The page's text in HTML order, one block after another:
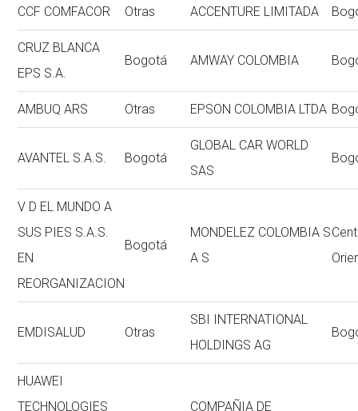
CCF COMFACOR Otras ACCENTURE LIMITADA
CRUZ BLANCA
EPS S.A.
Bogotá AMWAY COLOMBIA
AMBUQ ARS Otras EPSON COLOMBIA LTDA
AVANTEL S.A.S. Bogotá
GLOBAL CAR WORLD
SAS
V D EL MUNDO A
SUS PIES S.A.S.
EN
REORGANIZACION
Bogotá
MONDELEZ COLOMBIA S
A S
EMDISALUD Otras
SBI INTERNATIONAL
HOLDINGS AG
HUAWEI
TECHNOLOGIES
COMPAÑIA DE